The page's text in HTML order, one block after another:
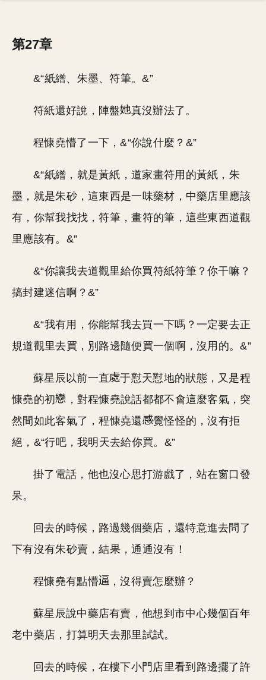
第27章
&“紙繒、朱墨、符筆。&”
符紙還好說，陣盤 真沒辦法了。
程慷堯懵了一下，&“你說什麼？&”
&“紙繒，就是黃紙，道家畫符用的黃紙，朱
墨，就是朱砂，這東西是一味藥材，中藥店里應該
有，你幫我找找，符筆，畫符的筆，這些東西道觀
里應該有。&”
&“你讓我去道觀里給你買符紙符筆？你干嘛？
搞封建迷信啊？&”
&“我有用，你能幫我去買一下嗎？一定要去正
規道觀里去買，別路邊隨便買一個啊，沒用的。&”
蘇星辰以前一直
于懟天懟地的狀態，又是程
慷堯的初
，對程慷堯說話都都不會這麼客氣，突
然間如此客氣了，程慷堯還
覺怪怪的，沒有拒
絕，&“行吧，我明天去給你買。&”
掛了電話，他也沒心思打游戲了，站在窗口發
呆。
回去的時候，路過幾個藥店，還特意進去問了
下有沒有朱砂賣，結果，通通沒有！
程慷堯有點懵 ，沒得賣怎麼辦？
蘇星辰說中藥店有賣，他想到市中心幾個百年
老中藥店，打算明天去那里試試。
回去的時候，在樓下小門店里看到路邊擺了許